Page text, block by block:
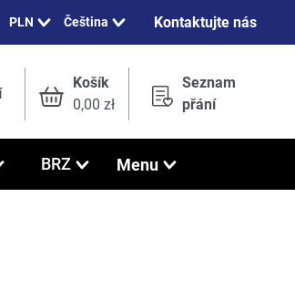
Čeština Kontaktujte nás
Košík
0,00 zł
Seznam
přání
BRZ Menu